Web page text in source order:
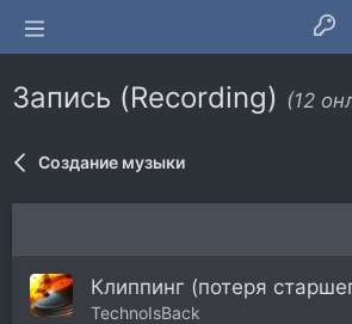
Запись (Recording) (12
Создание музыки
Клиппинг (потеря
TechnoIsBack